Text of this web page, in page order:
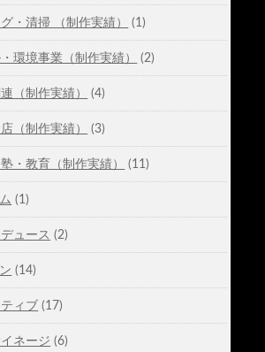
・清掃 （制作実績） (1)
環境事業（制作実績） (2)
（制作実績） (4)
（制作実績） (3)
・教育（制作実績） (11)
(1)
ュース (2)
(14)
ィブ (17)
ネージ (6)